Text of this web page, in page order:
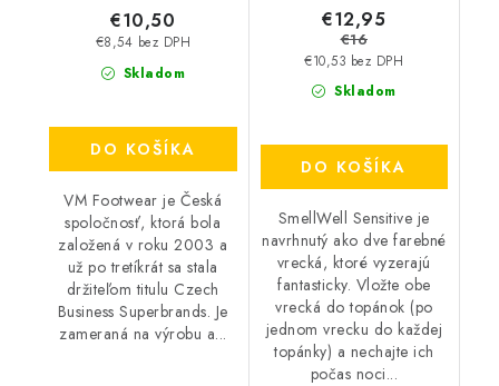
Skladom
€8,54 bez DPH
€10,50
DO KOŠÍKA
VM Footwear je Česká
spoločnosť, ktorá bola
založená v roku 2003 a
už po tretíkrát sa stala
držiteľom titulu Czech
Business Superbrands. Je
zameraná na výrobu a...
Skladom
€10,53 bez DPH
€12,95
€16
DO KOŠÍKA
SmellWell Sensitive je
navrhnutý ako dve farebné
vrecká, ktoré vyzerajú
fantasticky. Vložte obe
vrecká do topánok (po
jednom vrecku do každej
topánky) a nechajte ich
počas noci...